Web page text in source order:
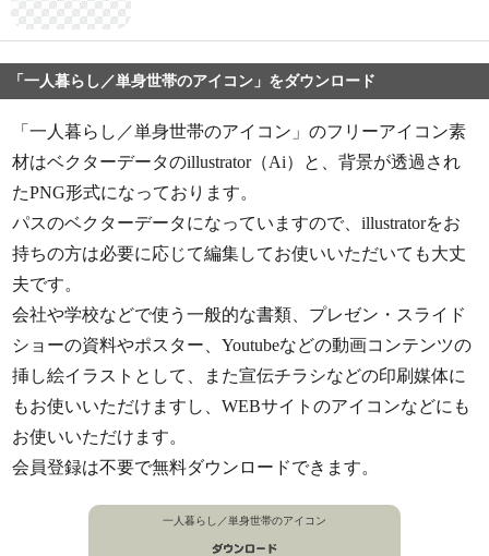
「一人暮らし／単身世帯のアイコン」をダウンロード
「一人暮らし／単身世帯のアイコン」のフリーアイコン素
材はベクターデータのillustrator（Ai）と、背景が透過され
たPNG形式になっております。
パスのベクターデータになっていますので、illustratorをお
持ちの方は必要に応じて編集してお使いいただいても大丈
夫です。
会社や学校などで使う一般的な書類、プレゼン・スライド
ショーの資料やポスター、Youtubeなどの動画コンテンツの
挿し絵イラストとして、また宣伝チラシなどの印刷媒体に
もお使いいただけますし、WEBサイトのアイコンなどにも
お使いいただけます。
会員登録は不要で無料ダウンロードできます。
一人暮らし／単身世帯のアイコン